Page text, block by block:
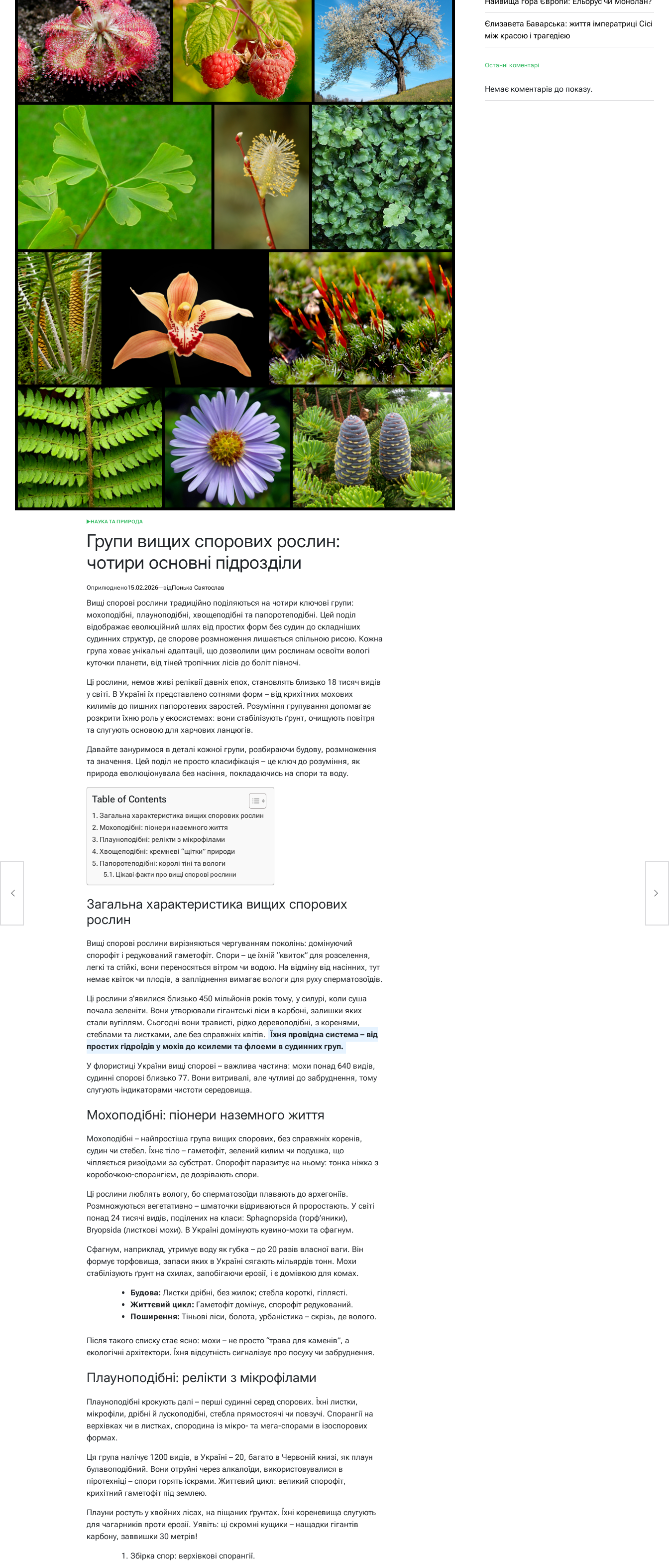
ОПУБЛІКУВАТИ
НАУКА ТА ПРИРОДА
Групи вищих спорових рослин:
чотири основні підрозділи
Оприлюднено15.02.2026 відПонька Святослав
Вищі спорові рослини традиційно поділяються на чотири ключові групи:
мохоподібні, плауноподібні, хвощеподібні та папоротеподібні. Цей поділ
відображає еволюційний шлях від простих форм без судин до складніших
судинних структур, де спорове розмноження лишається спільною рисою. Кожна
група ховає унікальні адаптації, що дозволили цим рослинам освоїти вологі
куточки планети, від тіней тропічних лісів до боліт півночі.
Ці рослини, немов живі реліквії давніх епох, становлять близько 18 тисяч видів
у світі. В Україні їх представлено сотнями форм – від крихітних мохових
килимів до пишних папоротевих заростей. Розуміння групування допомагає
розкрити їхню роль у екосистемах: вони стабілізують ґрунт, очищують повітря
та слугують основою для харчових ланцюгів.
Давайте зануримося в деталі кожної групи, розбираючи будову, розмноження
та значення. Цей поділ не просто класифікація – це ключ до розуміння, як
природа еволюціонувала без насіння, покладаючись на спори та воду.
Table of Contents
Загальна характеристика вищих спорових рослин
Мохоподібні: піонери наземного життя
Плауноподібні: релікти з мікрофілами
Хвощеподібні: кремневі “щітки” природи
Папоротеподібні: королі тіні та вологи
Цікаві факти про вищі спорові рослини
Загальна характеристика вищих спорових
рослин
Вищі спорові рослини вирізняються чергуванням поколінь: домінуючий
спорофіт і редукований гаметофіт. Спори – це їхній “квиток” для розселення,
легкі та стійкі, вони переносяться вітром чи водою. На відміну від насінних, тут
немає квіток чи плодів, а запліднення вимагає вологи для руху сперматозоїдів.
Ці рослини з’явилися близько 450 мільйонів років тому, у силурі, коли суша
почала зеленіти. Вони утворювали гігантські ліси в карбоні, залишки яких
стали вугіллям. Сьогодні вони трависті, рідко деревоподібні, з коренями,
стеблами та листками, але без справжніх квітів. Їхня провідна система – від
простих гідроїдів у мохів до ксилеми та флоеми в судинних груп.
У флористиці України вищі спорові – важлива частина: мохи понад 640 видів,
судинні спорові близько 77. Вони витривалі, але чутливі до забруднення, тому
слугують індикаторами чистоти середовища.
Мохоподібні: піонери наземного життя
Мохоподібні – найпростіша група вищих спорових, без справжніх коренів,
судин чи стебел. Їхнє тіло – гаметофіт, зелений килим чи подушка, що
чіпляється ризоїдами за субстрат. Спорофіт паразитує на ньому: тонка ніжка з
коробочкою-спорангієм, де дозрівають спори.
Ці рослини люблять вологу, бо сперматозоїди плавають до архегоніїв.
Розмножуються вегетативно – шматочки відриваються й проростають. У світі
понад 24 тисячі видів, поділених на класи: Sphagnopsida (торф’яники),
Bryopsida (листкові мохи). В Україні домінують кувино-мохи та сфагнум.
Сфагнум, наприклад, утримує воду як губка – до 20 разів власної ваги. Він
формує торфовища, запаси яких в Україні сягають мільярдів тонн. Мохи
стабілізують ґрунт на схилах, запобігаючи ерозії, і є домівкою для комах.
Будова: Листки дрібні, без жилок; стебла короткі, гіллясті.
Життєвий цикл: Гаметофіт домінує, спорофіт редукований.
Поширення: Тіньові ліси, болота, урбаністика – скрізь, де волого.
Після такого списку стає ясно: мохи – не просто “трава для каменів”, а
екологічні архітектори. Їхня відсутність сигналізує про посуху чи забруднення.
Плауноподібні: релікти з мікрофілами
Плауноподібні крокують далі – перші судинні серед спорових. Їхні листки,
мікрофіли, дрібні й лускоподібні, стебла прямостоячі чи повзучі. Спорангії на
верхівках чи в листках, спородина із мікро- та мега-спорами в ізоспорових
формах.
Ця група налічує 1200 видів, в Україні – 20, багато в Червоній книзі, як плаун
булавоподібний. Вони отруйні через алкалоїди, використовувалися в
піротехніці – спори горять іскрами. Життєвий цикл: великий спорофіт,
крихітний гаметофіт під землею.
Плауни ростуть у хвойних лісах, на піщаних ґрунтах. Їхні кореневища слугують
для чагарників проти ерозії. Уявіть: ці скромні кущики – нащадки гігантів
карбону, заввишки 30 метрів!
Збірка спор: верхівкові спорангії.
Єлизавета Баварська: життя імператриці Сісі
між красою і трагедією
Останні коментарі
Немає коментарів до показу.